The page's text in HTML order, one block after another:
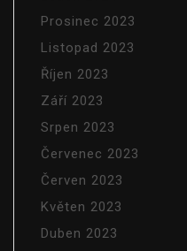
Prosinec 2023
Listopad 2023
Říjen 2023
Září 2023
Srpen 2023
Červenec 2023
Červen 2023
Květen 2023
Duben 2023